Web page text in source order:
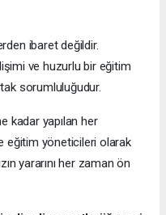
ibaret değildir.
ve huzurlu bir eğitim
sorumluluğudur.
kadar yapılan her
eğitim yöneticileri olarak
yararını her zaman ön